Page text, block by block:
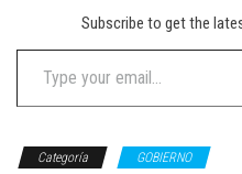
Subscribe to get the
Type your email…
Categoría GOBIERNO